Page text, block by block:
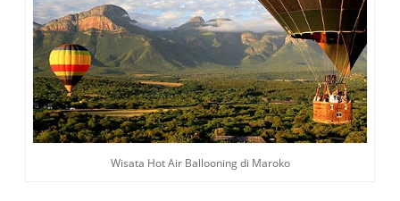
Wisata Hot Air Ballooning di Maroko